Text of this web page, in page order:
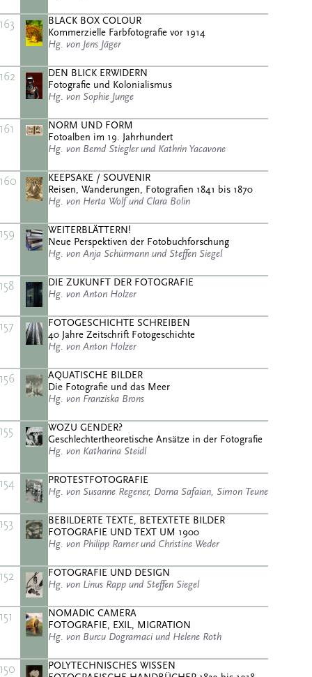
163
BLACK BOX COLOUR
Kommerzielle Farbfotografie vor 1914
Hg. von Jens Jäger
162
DEN BLICK ERWIDERN
Fotografie und Kolonialismus
Hg. von Sophie Junge
161
NORM UND FORM
Fotoalben im 19. Jahrhundert
Hg. von Bernd Stiegler und Kathrin Yacavone
160
KEEPSAKE / SOUVENIR
Reisen, Wanderungen, Fotografien 1841 bis 1870
Hg. von Herta Wolf und Clara Bolin
159
WEITERBLÄTTERN!
Neue Perspektiven der Fotobuchforschung
Hg. von Anja Schürmann und Steffen Siegel
158
DIE ZUKUNFT DER FOTOGRAFIE
Hg. von Anton Holzer
157
FOTOGESCHICHTE SCHREIBEN
40 Jahre Zeitschrift Fotogeschichte
Hg. von Anton Holzer
156
AQUATISCHE BILDER
Die Fotografie und das Meer
Hg. von Franziska Brons
155
WOZU GENDER?
Geschlechtertheoretische Ansätze in der Fotografie
Hg. von Katharina Steidl
154
PROTESTFOTOGRAFIE
Hg. von Susanne Regener, Dorna Safaian, Simon Teune
153
BEBILDERTE TEXTE, BETEXTETE BILDER
FOTOGRAFIE UND TEXT UM 1900
Hg. von Philipp Ramer und Christine Weder
152
FOTOGRAFIE UND DESIGN
Hg. von Linus Rapp und Steffen Siegel
151
NOMADIC CAMERA
FOTOGRAFIE, EXIL, MIGRATION
Hg. von Burcu Dogramaci und Helene Roth
150
POLYTECHNISCHES WISSEN